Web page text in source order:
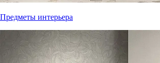
Предметы интерьера